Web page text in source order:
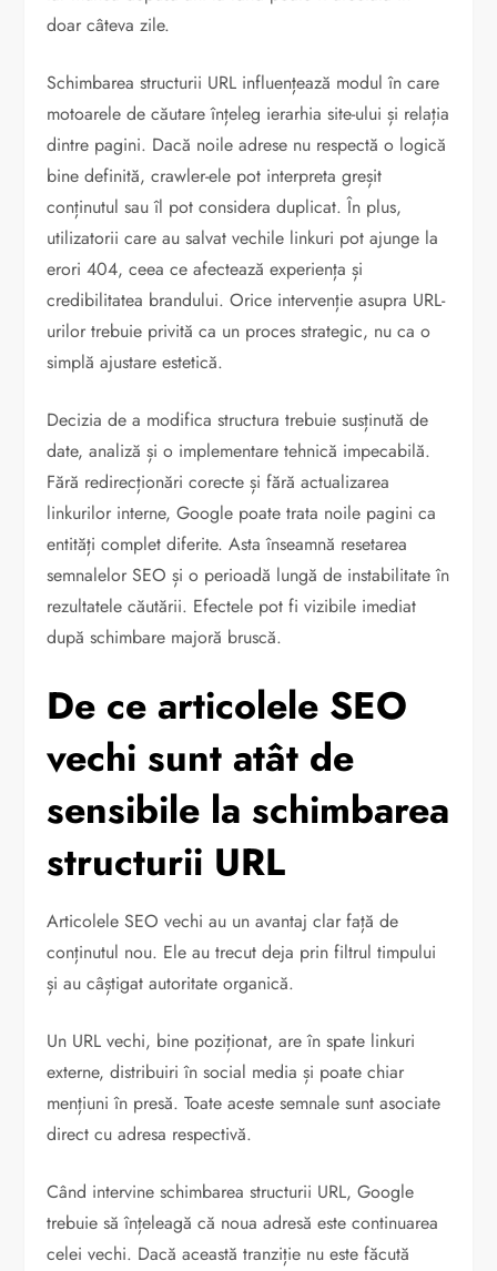
doar câteva zile.
Schimbarea structurii URL influențează modul în care
motoarele de căutare înțeleg ierarhia site-ului și relația
dintre pagini. Dacă noile adrese nu respectă o logică
bine definită, crawler-ele pot interpreta greșit
conținutul sau îl pot considera duplicat. În plus,
utilizatorii care au salvat vechile linkuri pot ajunge la
erori 404, ceea ce afectează experiența și
credibilitatea brandului. Orice intervenție asupra URL-
urilor trebuie privită ca un proces strategic, nu ca o
simplă ajustare estetică.
Decizia de a modifica structura trebuie susținută de
date, analiză și o implementare tehnică impecabilă.
Fără redirecționări corecte și fără actualizarea
linkurilor interne, Google poate trata noile pagini ca
entități complet diferite. Asta înseamnă resetarea
semnalelor SEO și o perioadă lungă de instabilitate în
rezultatele căutării. Efectele pot fi vizibile imediat
după schimbare majoră bruscă.
De ce articolele SEO
vechi sunt atât de
sensibile la schimbarea
structurii URL
Articolele SEO vechi au un avantaj clar față de
conținutul nou. Ele au trecut deja prin filtrul timpului
și au câștigat autoritate organică.
Un URL vechi, bine poziționat, are în spate linkuri
externe, distribuiri în social media și poate chiar
mențiuni în presă. Toate aceste semnale sunt asociate
direct cu adresa respectivă.
Când intervine schimbarea structurii URL, Google
trebuie să înțeleagă că noua adresă este continuarea
celei vechi. Dacă această tranziție nu este făcută